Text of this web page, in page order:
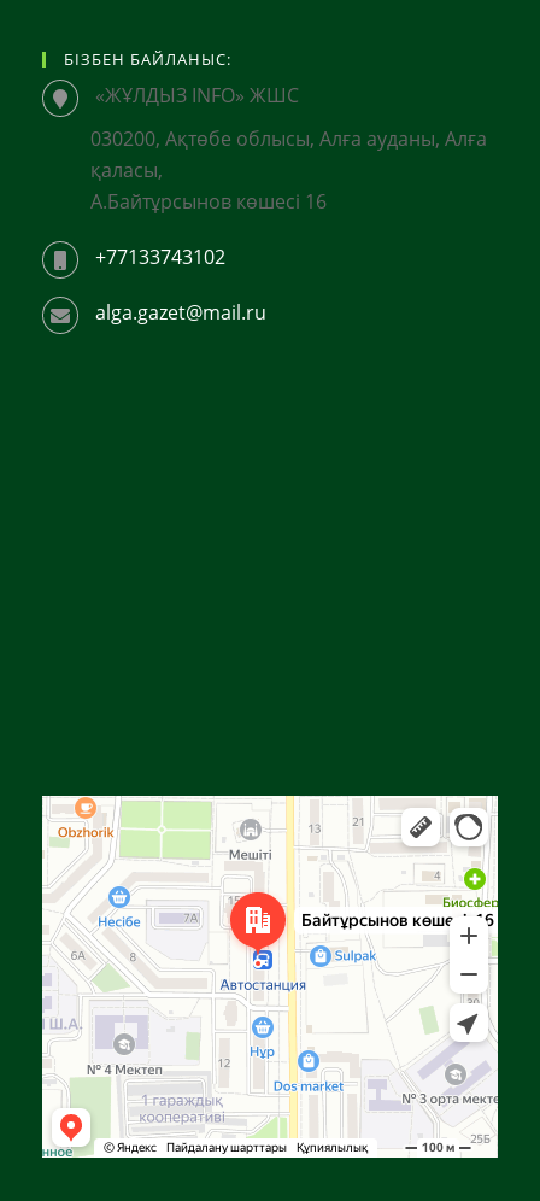
БІЗБЕН БАЙЛАНЫС:
«ЖҰЛДЫЗ INFO» ЖШС
030200, Ақтөбе облысы, Алға ауданы, Алға
қаласы,
А.Байтұрсынов көшесі 16
+77133743102
alga.gazet@mail.ru
Яндекс Карталар — көлік, навигация, орындарды іздеу